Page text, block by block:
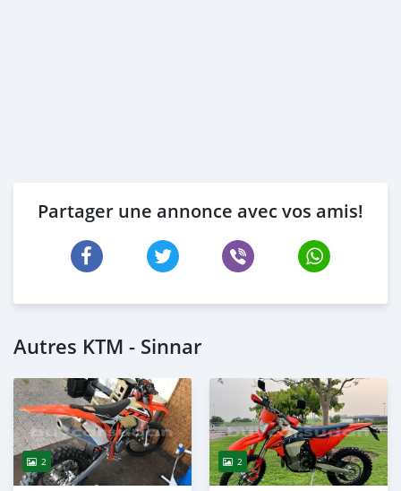
Partager une annonce avec vos amis!
Autres KTM - Sinnar
2 2